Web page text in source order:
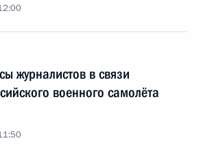
журналистов в связи
военного самолёта